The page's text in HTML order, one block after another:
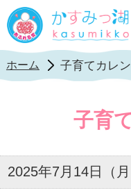
ホーム 子育てカレ
子育
2025年7月14日（